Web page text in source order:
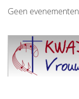
Geen evenementen